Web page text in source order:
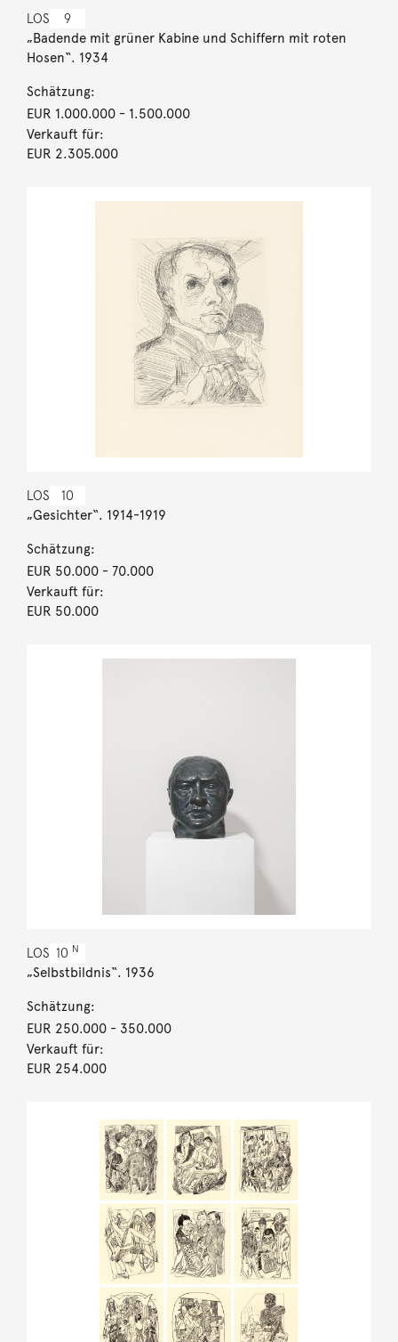
LOS 9
„Badende mit grüner Kabine und Schiffern mit roten
Hosen“. 1934
Schätzung:
EUR 1.000.000- 1.500.000
Verkauft für:
EUR 2.305.000
LOS 10
„Gesichter“. 1914-1919
Schätzung:
EUR 50.000- 70.000
Verkauft für:
EUR 50.000
LOS 10 N
„Selbstbildnis“. 1936
Schätzung:
EUR 250.000- 350.000
Verkauft für:
EUR 254.000